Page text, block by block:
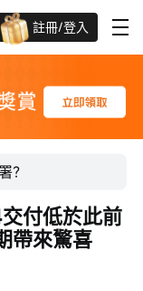
註冊/登入
迎新驚喜賞 股票/BTC等任你揀!
？
付低於此前
帶來驚喜